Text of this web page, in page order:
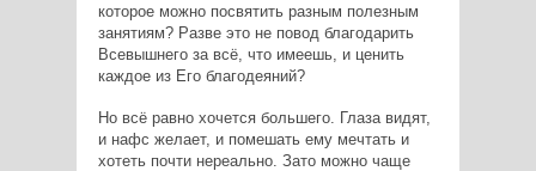
которое можно посвятить разным полезным
занятиям? Разве это не повод благодарить
Всевышнего за всё, что имеешь, и ценить
каждое из Его благодеяний?
Но всё равно хочется большего. Глаза видят,
и нафс желает, и помешать ему мечтать и
хотеть почти нереально. Зато можно чаще